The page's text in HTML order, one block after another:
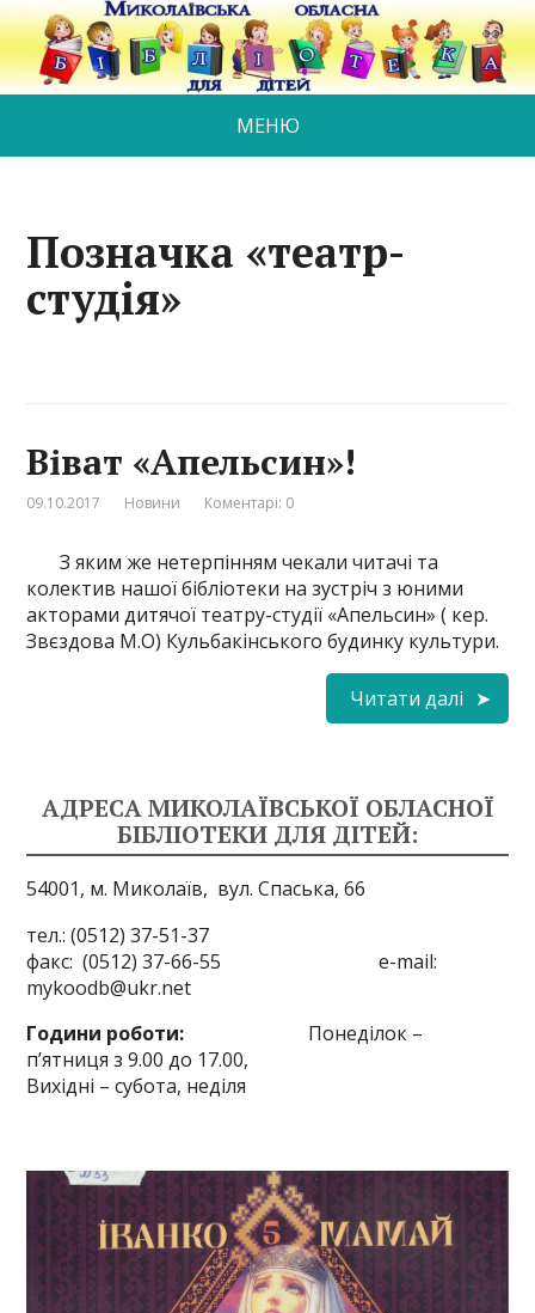
МЕНЮ
Позначка «театр-
студія»
Віват «Апельсин»!
09.10.2017 Новини Коментарі: 0
З яким же нетерпінням чекали читачі та
колектив нашої бібліотеки на зустріч з юними
акторами дитячої театру-студії «Апельсин» ( кер.
Звєздова М.О) Кульбакінського будинку культури.
Читати далі
АДРЕСА МИКОЛАЇВСЬКОЇ ОБЛАСНОЇ
БІБЛІОТЕКИ ДЛЯ ДІТЕЙ:
54001, м. Миколаїв, вул. Спаська, 66
тел.: (0512) 37-51-37
факс: (0512) 37-66-55 e-mail:
mykoodb@ukr.net
Години роботи: Понеділок –
п’ятниця з 9.00 до 17.00,
Вихідні – субота, неділя